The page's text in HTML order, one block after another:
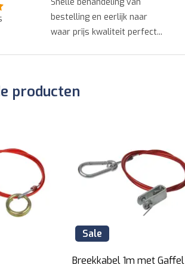
snelle levering...
producten
Sale
Breekkabel 1m met Gaffel